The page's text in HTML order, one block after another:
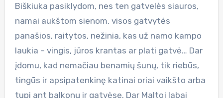
Biškiuka pasiklydom, nes ten gatvelės siauros,
namai aukštom sienom, visos gatvytės
panašios, raitytos, nežinia, kas už namo kampo
laukia – vingis, jūros krantas ar plati gatvė… Dar
įdomu, kad nemačiau benamių šunų, tik riebūs,
tingūs ir apsipatenkinę katinai oriai vaikšto arba
tupi ant balkonų ir gatvėse. Dar Maltoj labai